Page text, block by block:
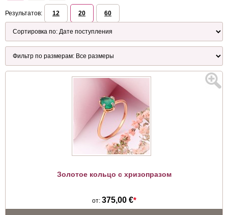
Результатов: 12 20 60
Золотое кольцо с хризопразом
от: 375,00 €*